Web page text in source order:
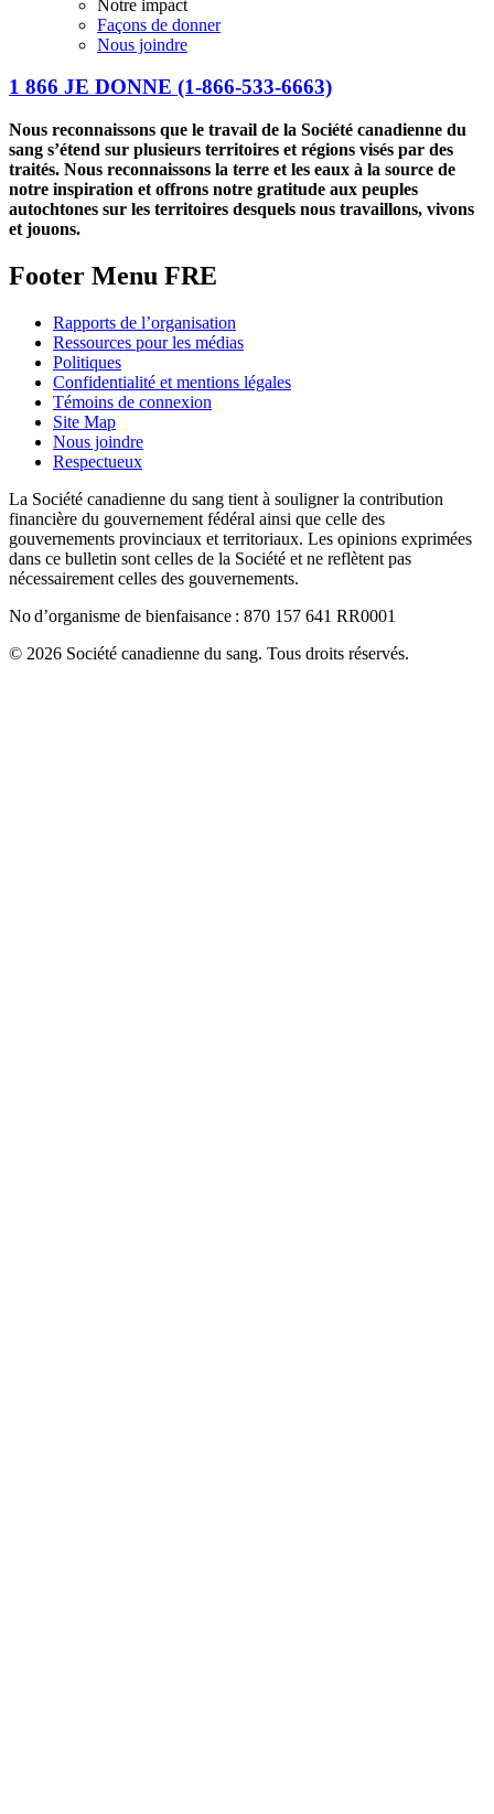
Notre impact
Façons de donner
Nous joindre
1 866 JE DONNE (1-866-533-6663)
Nous reconnaissons que le travail de la Société canadienne du
sang s’étend sur plusieurs territoires et régions visés par des
traités. Nous reconnaissons la terre et les eaux à la source de
notre inspiration et offrons notre gratitude aux peuples
autochtones sur les territoires desquels nous travaillons, vivons
et jouons.
Footer Menu FRE
Rapports de l’organisation
Ressources pour les médias
Politiques
Confidentialité et mentions légales
Témoins de connexion
Site Map
Nous joindre
Respectueux
La Société canadienne du sang tient à souligner la contribution
financière du gouvernement fédéral ainsi que celle des
gouvernements provinciaux et territoriaux. Les opinions exprimées
dans ce bulletin sont celles de la Société et ne reflètent pas
nécessairement celles des gouvernements.
No d’organisme de bienfaisance : 870 157 641 RR0001
© 2026 Société canadienne du sang. Tous droits réservés.